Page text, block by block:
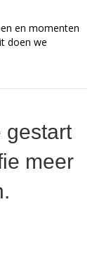
en momenten
doen we
fotografie
gestart
meer